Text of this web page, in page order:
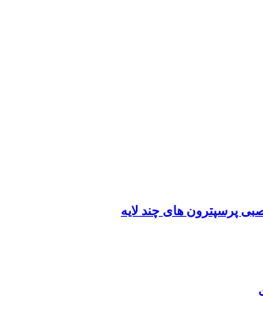
پرسپترون های چند لایه